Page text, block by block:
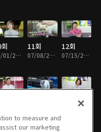
07/01/2017 • 1시간 15분
11회
07/08/2017 • 1시간 15분
12회
07/15/2017 • 1시간 15분
to measure and
our marketing